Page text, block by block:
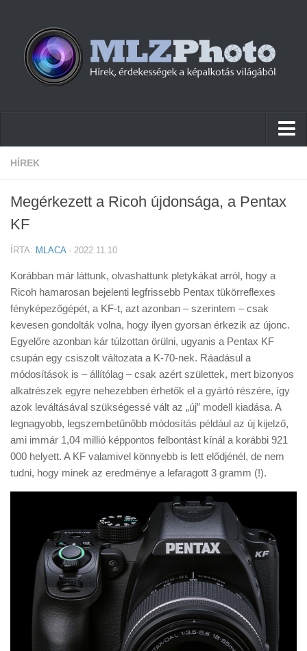
Hírek
Cikkek
Tudástár
Tanácsok
Érdekességek
Helyszíni Riport
E-BB
HÍREK
Megérkezett a Ricoh újdonsága, a Pentax
KF
ÍRTA: MLACA· 2022.11.10
Korábban már láttunk, olvashattunk pletykákat arról, hogy a
Ricoh hamarosan bejelenti legfrissebb Pentax tükörreflexes
fényképezőgépét, a KF-t, azt azonban – szerintem – csak
kevesen gondolták volna, hogy ilyen gyorsan érkezik az újonc.
Egyelőre azonban kár túlzottan örülni, ugyanis a Pentax KF
csupán egy csiszolt változata a K-70-nek. Ráadásul a
módosítások is – állítólag – csak azért születtek, mert bizonyos
alkatrészek egyre nehezebben érhetők el a gyártó részére, így
azok leváltásával szükségessé vált az „új” modell kiadása. A
legnagyobb, legszembetűnőbb módosítás például az új kijelző,
ami immár 1,04 millió képpontos felbontást kínál a korábbi 921
000 helyett. A KF valamivel könnyebb is lett elődjénél, de nem
tudni, hogy minek az eredménye a lefaragott 3 gramm (!).